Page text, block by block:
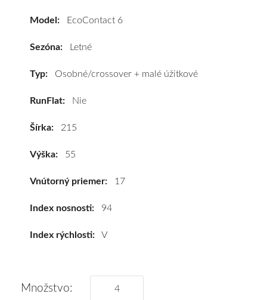
#A,A,B(71dB)
tomu
pneumatiky
na
Model: EcoContact 6
Sezóna: Letné
Typ: Osobné/crossover + malé úžitkové
RunFlat: Nie
Šírka: 215
Výška: 55
Vnútorný priemer: 17
Index nosnosti: 94
Index rýchlosti: V
Množstvo: